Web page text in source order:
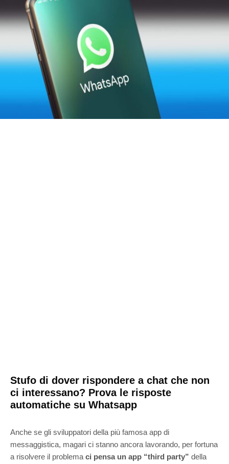
Stufo di dover rispondere a chat che non
ci interessano? Prova le risposte
automatiche su Whatsapp
Anche se gli sviluppatori della più famosa app di
messaggistica, magari ci stanno ancora lavorando, per fortuna
a risolvere il problema ci pensa un app “third party” della